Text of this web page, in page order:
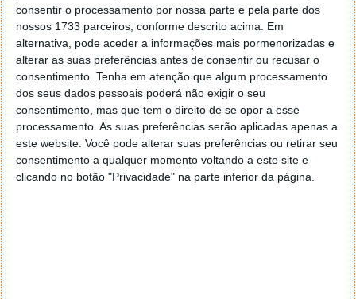
consentir o processamento por nossa parte e pela parte dos
nossos 1733 parceiros, conforme descrito acima. Em
alternativa, pode aceder a informações mais pormenorizadas e
alterar as suas preferências antes de consentir ou recusar o
consentimento. Tenha em atenção que algum processamento
dos seus dados pessoais poderá não exigir o seu
consentimento, mas que tem o direito de se opor a esse
processamento. As suas preferências serão aplicadas apenas a
este website. Você pode alterar suas preferências ou retirar seu
consentimento a qualquer momento voltando a este site e
clicando no botão "Privacidade" na parte inferior da página.
A atualização da certificaçãoCCIE Security
compreende novas competências ao nível de
especialista e a formação necessária para
preparar o pessoal de segurança em matéria de
novas tecnologias e ameaças de segurança,
incluindo a avaliação de últimas tecnologias de
segurança como Advanced Threat Protection,
Advanced Malware Protection, Next-Generation
IPS, Virtualization, Automation e Information
Exchange. Também inclui uma nova avaliação